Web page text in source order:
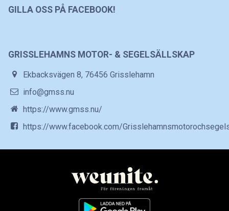
GILLA OSS PÅ FACEBOOK!
GRISSLEHAMNS MOTOR- & SEGELSÄLLSKAP
Ekbacksvägen 8, 76456 Grisslehamn
info@gmss.nu
https://www.gmss.nu/
https://www.facebook.com/